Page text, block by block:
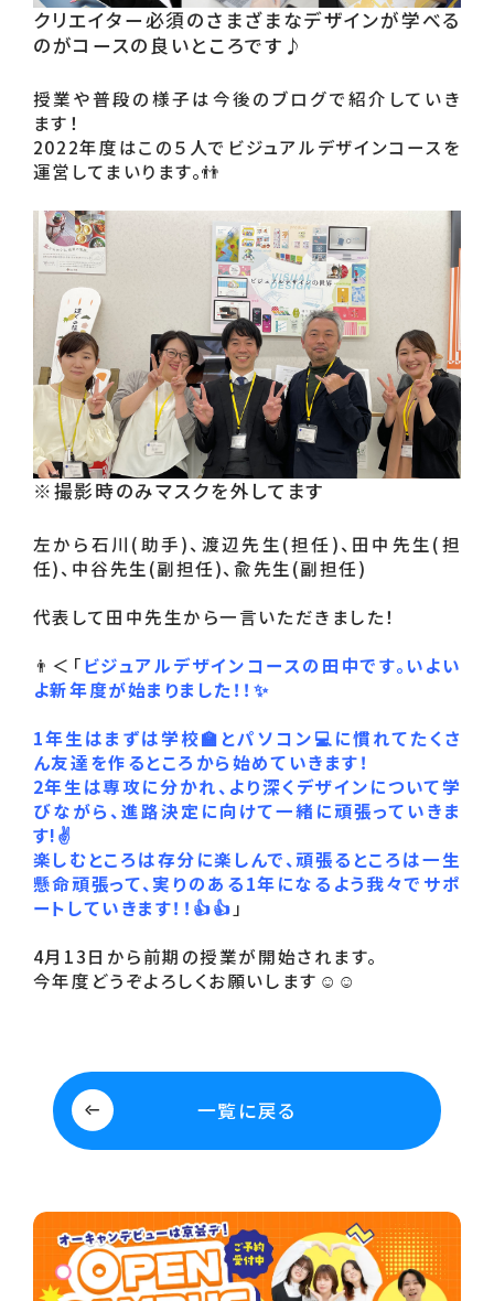
クリエイター必須のさまざまなデザインが学べる
のがコースの良いところです♪
授業や普段の様子は今後のブログで紹介していき
ます！
2022年度はこの５人でビジュアルデザインコースを
運営してまいります。👬
※撮影時のみマスクを外してます
左から石川(助手)、渡辺先生(担任)、田中先生(担
任)、中谷先生(副担任)、兪先生(副担任)
代表して田中先生から一言いただきました！
👨＜「ビジュアルデザインコースの田中です。いよい
よ新年度が始まりました！！✨
1年生はまずは学校🏫とパソコン💻に慣れてたくさ
ん友達を作るところから始めていきます！
2年生は専攻に分かれ、より深くデザインについて学
びながら、進路決定に向けて一緒に頑張っていきま
す!✌
楽しむところは存分に楽しんで、頑張るところは一生
懸命頑張って、実りのある1年になるよう我々でサポ
ートしていきます！！👍👍 」
4月13日から前期の授業が開始されます。
今年度どうぞよろしくお願いします☺☺
一覧に戻る